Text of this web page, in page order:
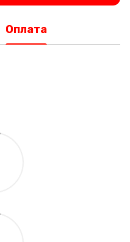
Оплата